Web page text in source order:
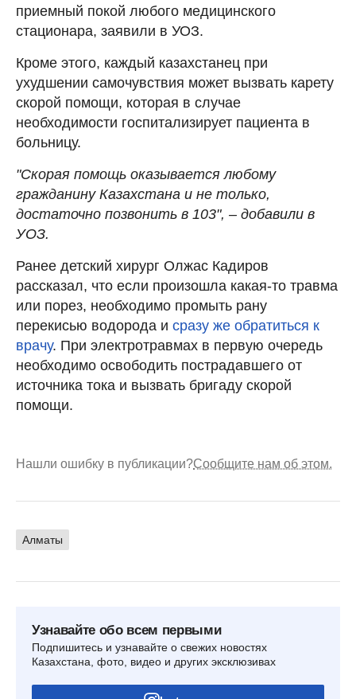
приемный покой любого медицинского
стационара, заявили в УОЗ.
Кроме этого, каждый казахстанец при
ухудшении самочувствия может вызвать карету
скорой помощи, которая в случае
необходимости госпитализирует пациента в
больницу.
"Скорая помощь оказывается любому
гражданину Казахстана и не только,
достаточно позвонить в 103", – добавили в
УОЗ.
Ранее детский хирург Олжас Кадиров
рассказал, что если произошла какая-то травма
или порез, необходимо промыть рану
перекисью водорода и сразу же обратиться к
врачу. При электротравмах в первую очередь
необходимо освободить пострадавшего от
источника тока и вызвать бригаду скорой
помощи.
Нашли ошибку в публикации?Сообщите нам об этом.
Алматы
Узнавайте обо всем первыми
Подпишитесь и узнавайте о свежих новостях
Казахстана, фото, видео и других эксклюзивах